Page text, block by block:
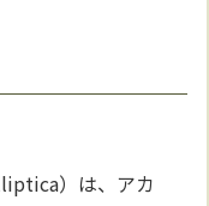
）は、アカ